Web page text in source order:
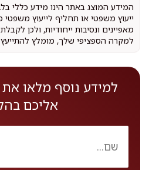
המידע המוצג באתר הינו מידע כללי
ייעוץ משפטי או תחליף לייעוץ
מאפיינים ונסיבות ייחודיות, ולכן
למקרה הספציפי שלך, מומלץ להתייעץ
למידע נוסף מלאו את
אליכם